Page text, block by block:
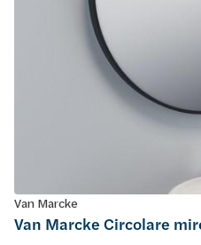
Van Marcke
Van Marcke Circolare